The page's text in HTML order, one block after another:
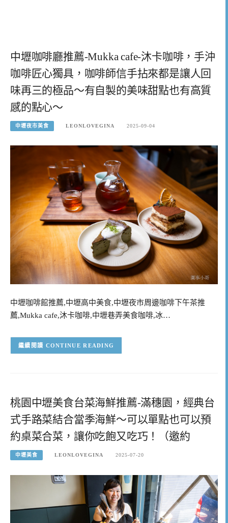
中壢咖啡廳推薦-Mukka cafe-沐卡咖啡，手沖
咖啡匠心獨具，咖啡師信手拈來都是讓人回
味再三的極品～有自製的美味甜點也有高質
感的點心～
中壢夜市美食 LEONLOVEGINA 2025-09-04
中壢咖啡館推薦,中壢高中美食,中壢夜市周邊咖啡下午茶推
薦,Mukka cafe,沐卡咖啡,中壢巷弄美食咖啡,冰…
CONTINUE READING
桃園中壢美食台菜海鮮推薦-滿穗園，經典台
式手路菜結合當季海鮮～可以單點也可以預
約桌菜合菜，讓你吃飽又吃巧！（邀約
中壢美食 LEONLOVEGINA 2025-07-20